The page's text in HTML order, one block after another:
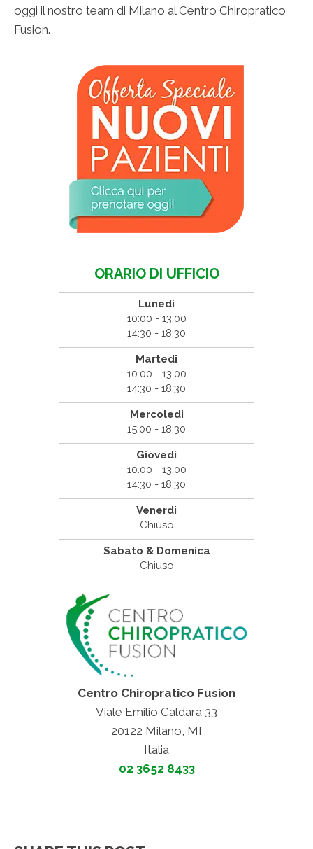
oggi il nostro team di Milano al Centro Chiropratico
Fusion.
ORARIO DI UFFICIO
Lunedi
10:00 - 13:00
14:30 - 18:30
Martedi
10:00 - 13:00
14:30 - 18:30
Mercoledi
15:00 - 18:30
Giovedi
10:00 - 13:00
14:30 - 18:30
Venerdi
Chiuso
Sabato & Domenica
Chiuso
Centro Chiropratico Fusion
Viale Emilio Caldara 33
20122 Milano, MI
Italia
02 3652 8433